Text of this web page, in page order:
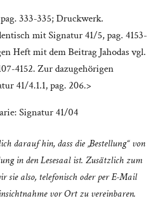
333-335; Druckwerk.
mit Signatur 41/5, pag. 4153-
Heft mit dem Beitrag Jahodas vgl.
4152. Zur dazugehörigen
41/4.1.1, pag. 206.>
Signatur 41/04
darauf hin, dass die „Bestellung“ von
in den Lesesaal ist. Zusätzlich zum
sie also, telefonisch oder per E-Mail
vor Ort zu vereinbaren.